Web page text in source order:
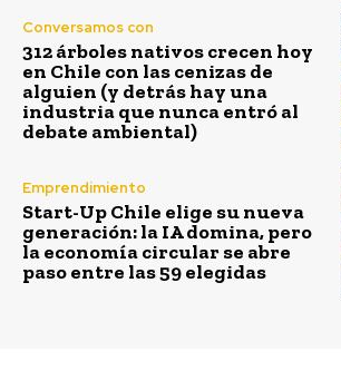
Conversamos con
312 árboles nativos crecen hoy
en Chile con las cenizas de
alguien (y detrás hay una
industria que nunca entró al
debate ambiental)
Emprendimiento
Start-Up Chile elige su nueva
generación: la IA domina, pero
la economía circular se abre
paso entre las 59 elegidas